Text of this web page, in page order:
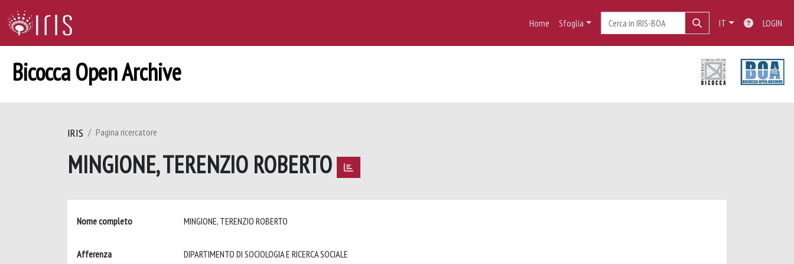
Home Sfoglia IT LOGIN
Bicocca Open Archive
IRIS Pagina ricercatore
MINGIONE, TERENZIO ROBERTO
Nome completo MINGIONE, TERENZIO ROBERTO
Afferenza DIPARTIMENTO DI SOCIOLOGIA E RICERCA SOCIALE